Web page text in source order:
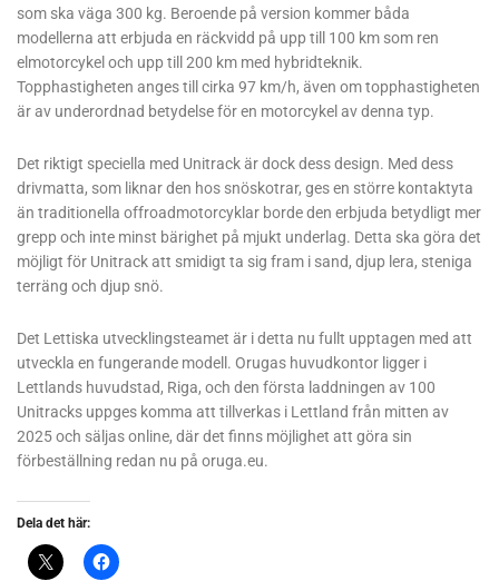
som ska väga 300 kg. Beroende på version kommer båda
modellerna att erbjuda en räckvidd på upp till 100 km som ren
elmotorcykel och upp till 200 km med hybridteknik.
Topphastigheten anges till cirka 97 km/h, även om topphastigheten
är av underordnad betydelse för en motorcykel av denna typ.
Det riktigt speciella med Unitrack är dock dess design. Med dess
drivmatta, som liknar den hos snöskotrar, ges en större kontaktyta
än traditionella offroadmotorcyklar borde den erbjuda betydligt mer
grepp och inte minst bärighet på mjukt underlag. Detta ska göra det
möjligt för Unitrack att smidigt ta sig fram i sand, djup lera, steniga
terräng och djup snö.
Det Lettiska utvecklingsteamet är i detta nu fullt upptagen med att
utveckla en fungerande modell. Orugas huvudkontor ligger i
Lettlands huvudstad, Riga, och den första laddningen av 100
Unitracks uppges komma att tillverkas i Lettland från mitten av
2025 och säljas online, där det finns möjlighet att göra sin
förbeställning redan nu på oruga.eu.
Dela det här: